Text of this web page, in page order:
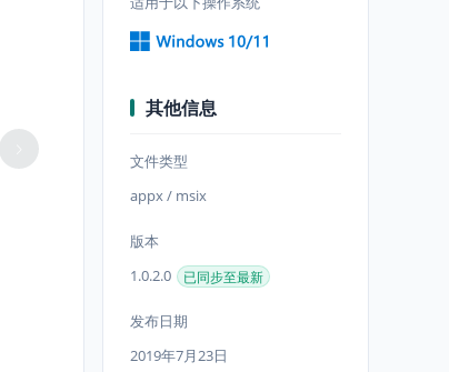
其他信息
文件类型
appx / msix
版本
1.0.2.0
已同步至最新
发布日期
2019年7月23日